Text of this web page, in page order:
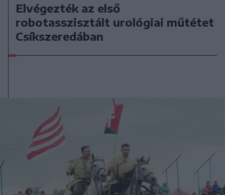
Elvégezték az első
robotasszisztált urológiai műtétet
Csíkszeredában